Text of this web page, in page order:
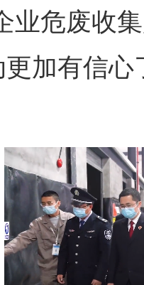
业危废收
加有信心